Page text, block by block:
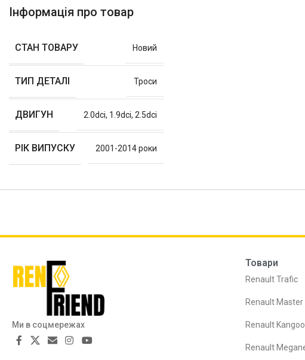
Інформація про товар
СТАН ТОВАРУ Новий
ТИП ДЕТАЛІ Троси
ДВИГУН 2.0dci, 1.9dci, 2.5dci
РІК ВИПУСКУ 2001-2014 роки
Ми в соцмережах
Товари
Renault Trafic
Renault Master
Renault Kangoo
Renault